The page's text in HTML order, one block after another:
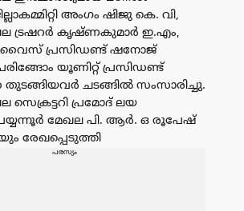
അംഗം ഷിജു കെ. വി,
ട്രഷറർ കൃഷ്‌ണകുമാർ ഇ.എം,
വൈസ് പ്രസിഡണ്ട് ഷനോജ്
യൂണിറ്റ് പ്രസിഡണ്ട്
ചടങ്ങിൽ സംസാരിച്ചു.
സെക്രട്ടറി പ്രമോദ് ലയ
മേഖല പി. ആർ. ഒ രൂപേഷ്
രേഖപ്പെടുത്തി
പരസ്യം